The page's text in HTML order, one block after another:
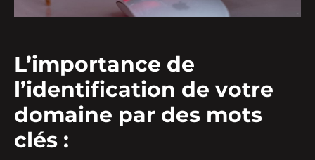
L’importance de
l’identification de votre
domaine par des mots
clés :